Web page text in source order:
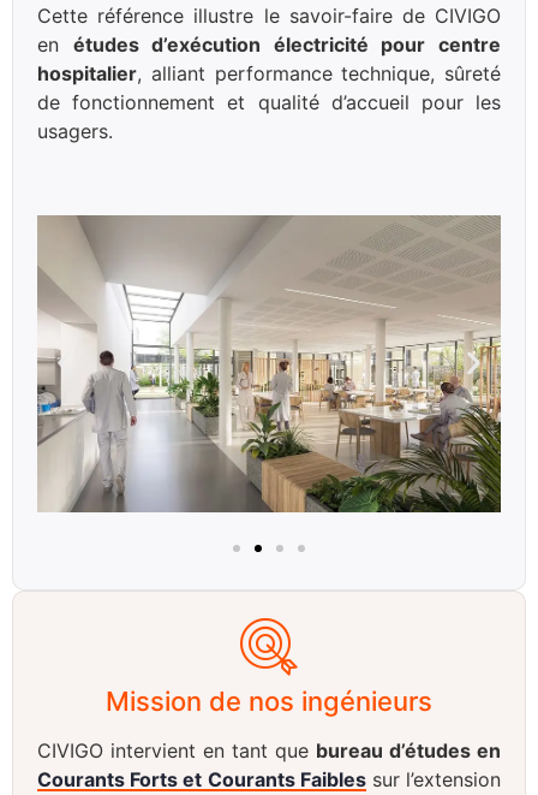
Cette référence illustre le savoir-faire de CIVIGO
en études d’exécution électricité pour centre
hospitalier, alliant performance technique, sûreté
de fonctionnement et qualité d’accueil pour les
usagers.
Mission de nos ingénieurs
CIVIGO intervient en tant que bureau d’études en
Courants Forts et Courants Faiblessur l’extension